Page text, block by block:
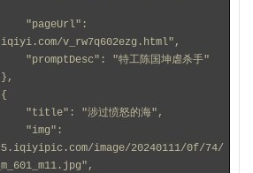
v_rw7q602ezg.html",
                "promptDesc": "特工陈国坤虐杀手"
            },
            {
                "title": "涉过愤怒的海",
image/20240111/0f/74/